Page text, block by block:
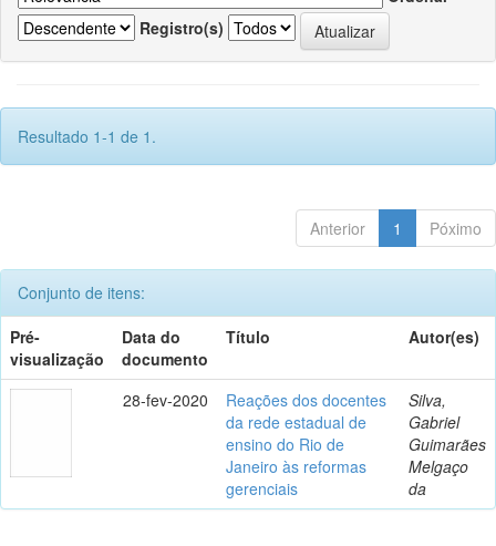
Registro(s)
Resultado 1-1 de 1.
Anterior 1 Póximo
Conjunto de itens:
Pré-
visualização
Data do
documento
Título Autor(es)
28-fev-2020
Reações dos docentes
da rede estadual de
ensino do Rio de
Janeiro às reformas
gerenciais
Silva,
Gabriel
Guimarães
Melgaço
da